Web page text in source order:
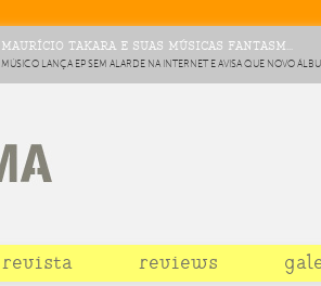
MAURÍCIO TAKARA E SUAS MÚSICAS FANTASM...
MÚSICO LANÇA EP SEM ALARDE NA INTERNET E AVISA QUE NOVO
HURTMOLD SAI EM NOVEMBRO
revista reviews